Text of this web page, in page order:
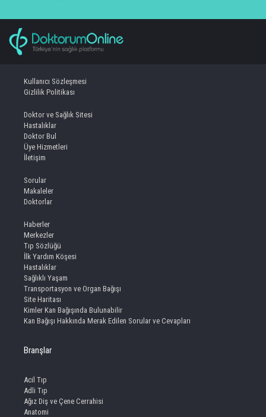
Kullanıcı Sözleşmesi
Gizlilik Politikası
Doktor ve Sağlık Sitesi
Hastalıklar
Doktor Bul
Üye Hizmetleri
İletişim
Sorular
Makaleler
Doktorlar
Haberler
Merkezler
Tıp Sözlüğü
İlk Yardım Köşesi
Hastalıklar
Sağlıklı Yaşam
Transportasyon ve Organ Bağışı
Site Haritası
Kimler Kan Bağışında Bulunabilir
Kan Bağışı Hakkında Merak Edilen Sorular ve Cevapları
Branşlar
Acil Tıp
Adli Tıp
Ağız Diş ve Çene Cerrahisi
Anatomi